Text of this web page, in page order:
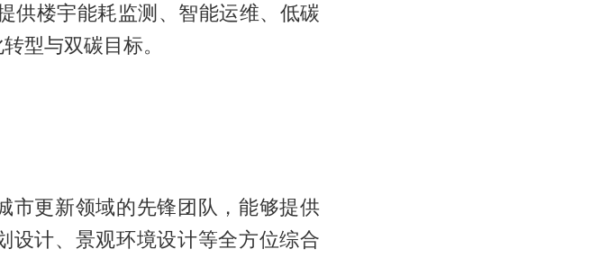
供楼宇能耗监测、智能运维、低碳
型与双碳目标。
市更新领域的先锋团队，能够提供
设计、景观环境设计等全方位综合